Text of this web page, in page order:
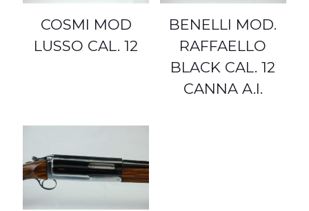
COSMI MOD
LUSSO CAL. 12
BENELLI MOD.
RAFFAELLO
BLACK CAL. 12
CANNA A.I.